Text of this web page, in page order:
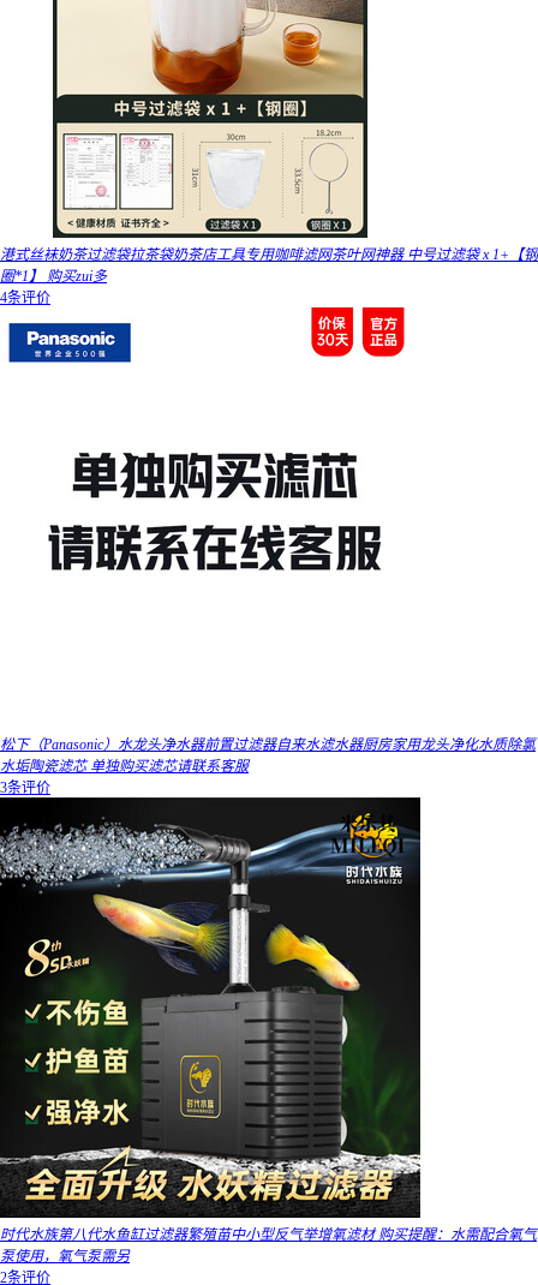
港式丝袜奶茶过滤袋拉茶袋奶茶店工具专用咖啡滤网茶叶网神器 中号过滤袋 x 1+【钢
圈*1】 购买zui多
4条评价
松下（Panasonic）水龙头净水器前置过滤器自来水滤水器厨房家用龙头净化水质除氯
水垢陶瓷滤芯 单独购买滤芯请联系客服
3条评价
时代水族第八代水鱼缸过滤器繁殖苗中小型反气举增氧滤材 购买提醒：水需配合氧气
泵使用，氧气泵需另
2条评价